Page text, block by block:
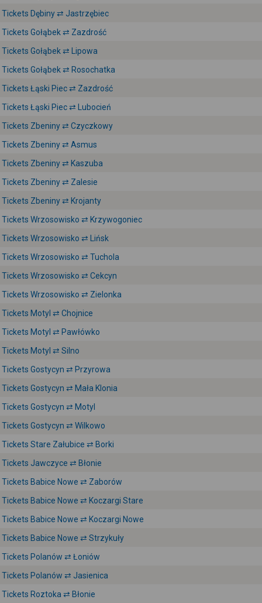
Tickets Dębiny ⇄ Jastrzębiec
Tickets Gołąbek ⇄ Zazdrość
Tickets Gołąbek ⇄ Lipowa
Tickets Gołąbek ⇄ Rosochatka
Tickets Łąski Piec ⇄ Zazdrość
Tickets Łąski Piec ⇄ Lubocień
Tickets Zbeniny ⇄ Czyczkowy
Tickets Zbeniny ⇄ Asmus
Tickets Zbeniny ⇄ Kaszuba
Tickets Zbeniny ⇄ Zalesie
Tickets Zbeniny ⇄ Krojanty
Tickets Wrzosowisko ⇄ Krzywogoniec
Tickets Wrzosowisko ⇄ Lińsk
Tickets Wrzosowisko ⇄ Tuchola
Tickets Wrzosowisko ⇄ Cekcyn
Tickets Wrzosowisko ⇄ Zielonka
Tickets Motyl ⇄ Chojnice
Tickets Motyl ⇄ Pawłówko
Tickets Motyl ⇄ Silno
Tickets Gostycyn ⇄ Przyrowa
Tickets Gostycyn ⇄ Mała Klonia
Tickets Gostycyn ⇄ Motyl
Tickets Gostycyn ⇄ Wilkowo
Tickets Stare Załubice ⇄ Borki
Tickets Jawczyce ⇄ Błonie
Tickets Babice Nowe ⇄ Zaborów
Tickets Babice Nowe ⇄ Koczargi Stare
Tickets Babice Nowe ⇄ Koczargi Nowe
Tickets Babice Nowe ⇄ Strzykuły
Tickets Polanów ⇄ Łoniów
Tickets Polanów ⇄ Jasienica
Tickets Roztoka ⇄ Błonie